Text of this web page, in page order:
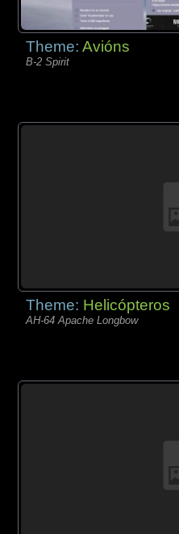
Theme:Avións
B-2 Spirit
Theme: Helicópteros
AH-64 Apache Longbow